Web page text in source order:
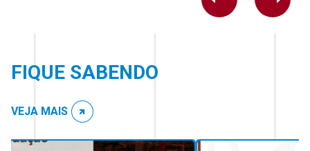
Previous
Next
FIQUE SABENDO
VEJA MAIS